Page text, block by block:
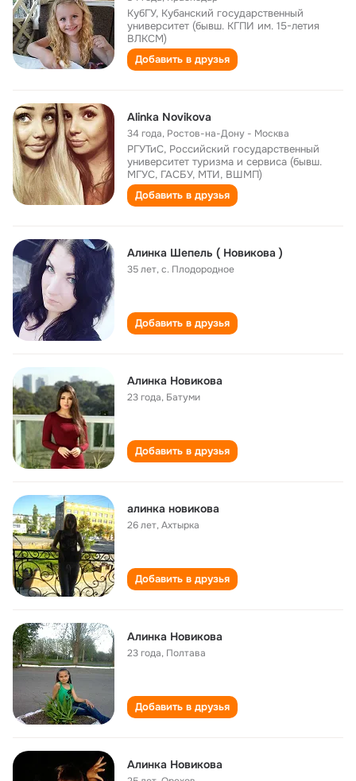
КубГУ, Кубанский государственный
университет (бывш. КГПИ им. 15-летия
ВЛКСМ)
Добавить в друзья
Alinka Novikova
34 года, Ростов-на-Дону - Москва
РГУТиС, Российский государственный
университет туризма и сервиса (бывш.
МГУС, ГАСБУ, МТИ, ВШМП)
Добавить в друзья
Алинка Шепель ( Новикова )
35 лет,с. Плодородное
Добавить в друзья
Алинка Новикова
23 года, Батуми
Добавить в друзья
алинка новикова
26 лет,Ахтырка
Добавить в друзья
Алинка Новикова
23 года, Полтава
Добавить в друзья
Алинка Новикова